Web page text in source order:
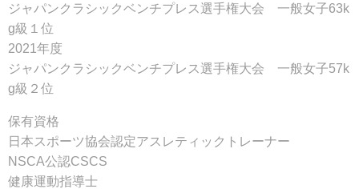
ジャパンクラシックベンチプレス選手権大会 一般女子63k
g級１位
2021年度
ジャパンクラシックベンチプレス選手権大会 一般女子57k
g級２位
保有資格
日本スポーツ協会認定アスレティックトレーナー
NSCA公認CSCS
健康運動指導士